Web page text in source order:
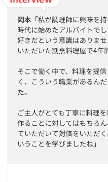
岡本 「私が調理師に興味を
時代に始めたアルバイトで
好きだという意識はありま
いただいた割烹料理屋で4年
そこで働く中で、料理を提
く、こういう職業があるん
た。
ご主人がとても丁寧に料理
作ることに対してはもちろ
ていただいて対価をいただ
いうことを学びましたね」